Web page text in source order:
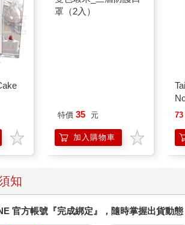
特價 35 元
加入購物車
73
知
官方帳號『完成綁定』，隨時掌握出貨動態